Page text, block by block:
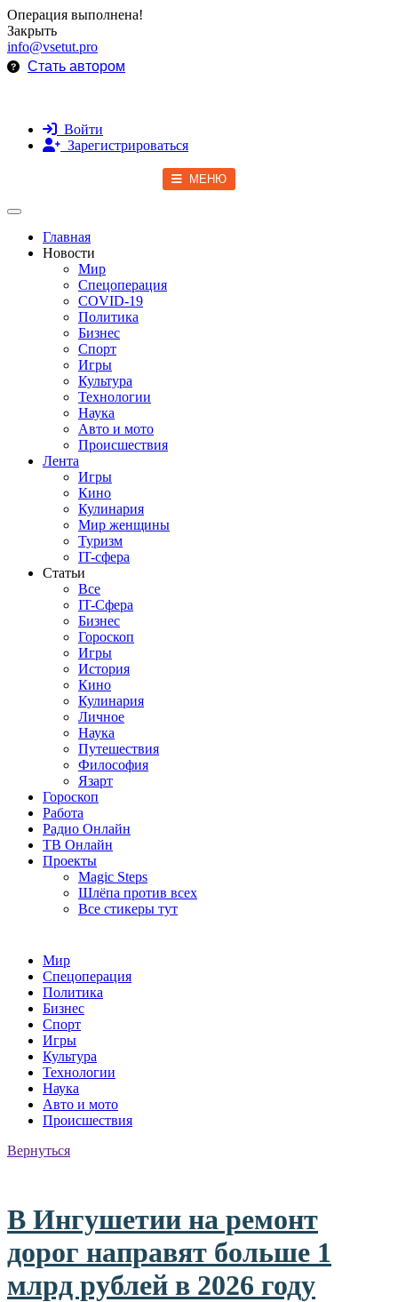
Операция выполнена!
Закрыть
info@vsetut.pro
Стать автором
Войти
Зарегистрироваться
МЕНЮ
Toggle navigation
Главная
Новости
Мир
Спецоперация
COVID-19
Политика
Бизнес
Спорт
Игры
Культура
Технологии
Наука
Авто и мото
Происшествия
Лента
Игры
Кино
Кулинария
Мир женщины
Туризм
IT-сфера
Статьи
Все
IT-Сфера
Бизнес
Гороскоп
Игры
История
Кино
Кулинария
Личное
Наука
Путешествия
Философия
Язарт
Гороскоп
Работа
Радио Онлайн
ТВ Онлайн
Проекты
Magic Steps
Шлёпа против всех
Все стикеры тут
Мир
Спецоперация
Политика
Бизнес
Спорт
Игры
Культура
Технологии
Наука
Авто и мото
Происшествия
Вернуться
В Ингушетии на ремонт
дорог направят больше 1
млрд рублей в 2026 году